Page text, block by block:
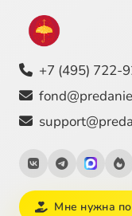
+7 (495) 722-
Мне нужна